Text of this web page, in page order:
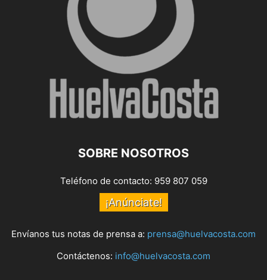
SOBRE NOSOTROS
Teléfono de contacto: 959 807 059
¡Anúnciate!
Envíanos tus notas de prensa a: prensa@huelvacosta.com
Contáctenos: info@huelvacosta.com